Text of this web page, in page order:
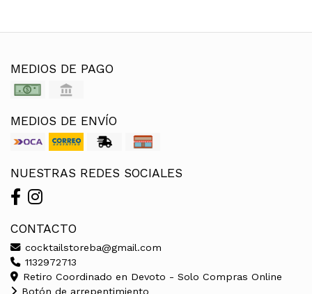
MEDIOS DE PAGO
MEDIOS DE ENVÍO
NUESTRAS REDES SOCIALES
CONTACTO
cocktailstoreba@gmail.com
1132972713
Retiro Coordinado en Devoto - Solo Compras Online
Botón de arrepentimiento